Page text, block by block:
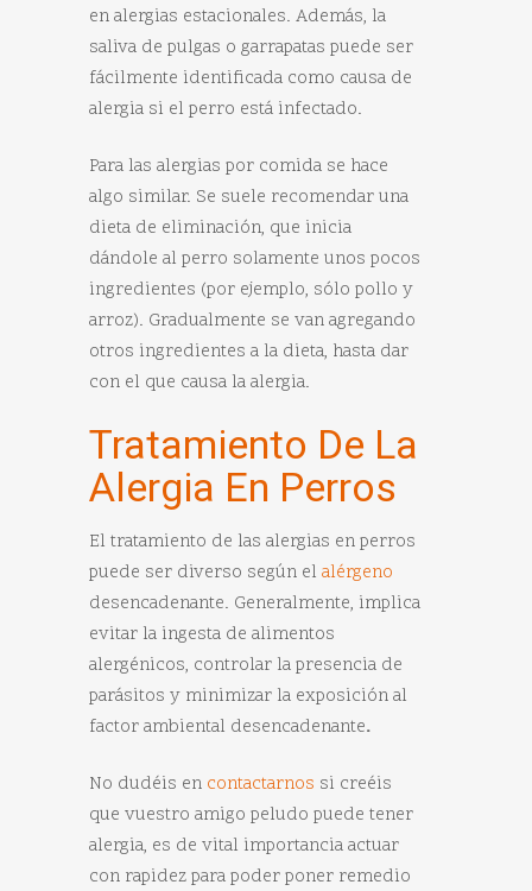
en alergias estacionales. Además, la
saliva de pulgas o garrapatas puede ser
fácilmente identificada como causa de
alergia si el perro está infectado.
Para las alergias por comida se hace
algo similar. Se suele recomendar una
dieta de eliminación, que inicia
dándole al perro solamente unos pocos
ingredientes (por ejemplo, sólo pollo y
arroz). Gradualmente se van agregando
otros ingredientes a la dieta, hasta dar
con el que causa la alergia.
Tratamiento De La
Alergia En Perros
El tratamiento de las alergias en perros
puede ser diverso según el alérgeno
desencadenante. Generalmente, implica
evitar la ingesta de alimentos
alergénicos, controlar la presencia de
parásitos y minimizar la exposición al
factor ambiental desencadenante.
No dudéis en contactarnos si creéis
que vuestro amigo peludo puede tener
alergia, es de vital importancia actuar
con rapidez para poder poner remedio